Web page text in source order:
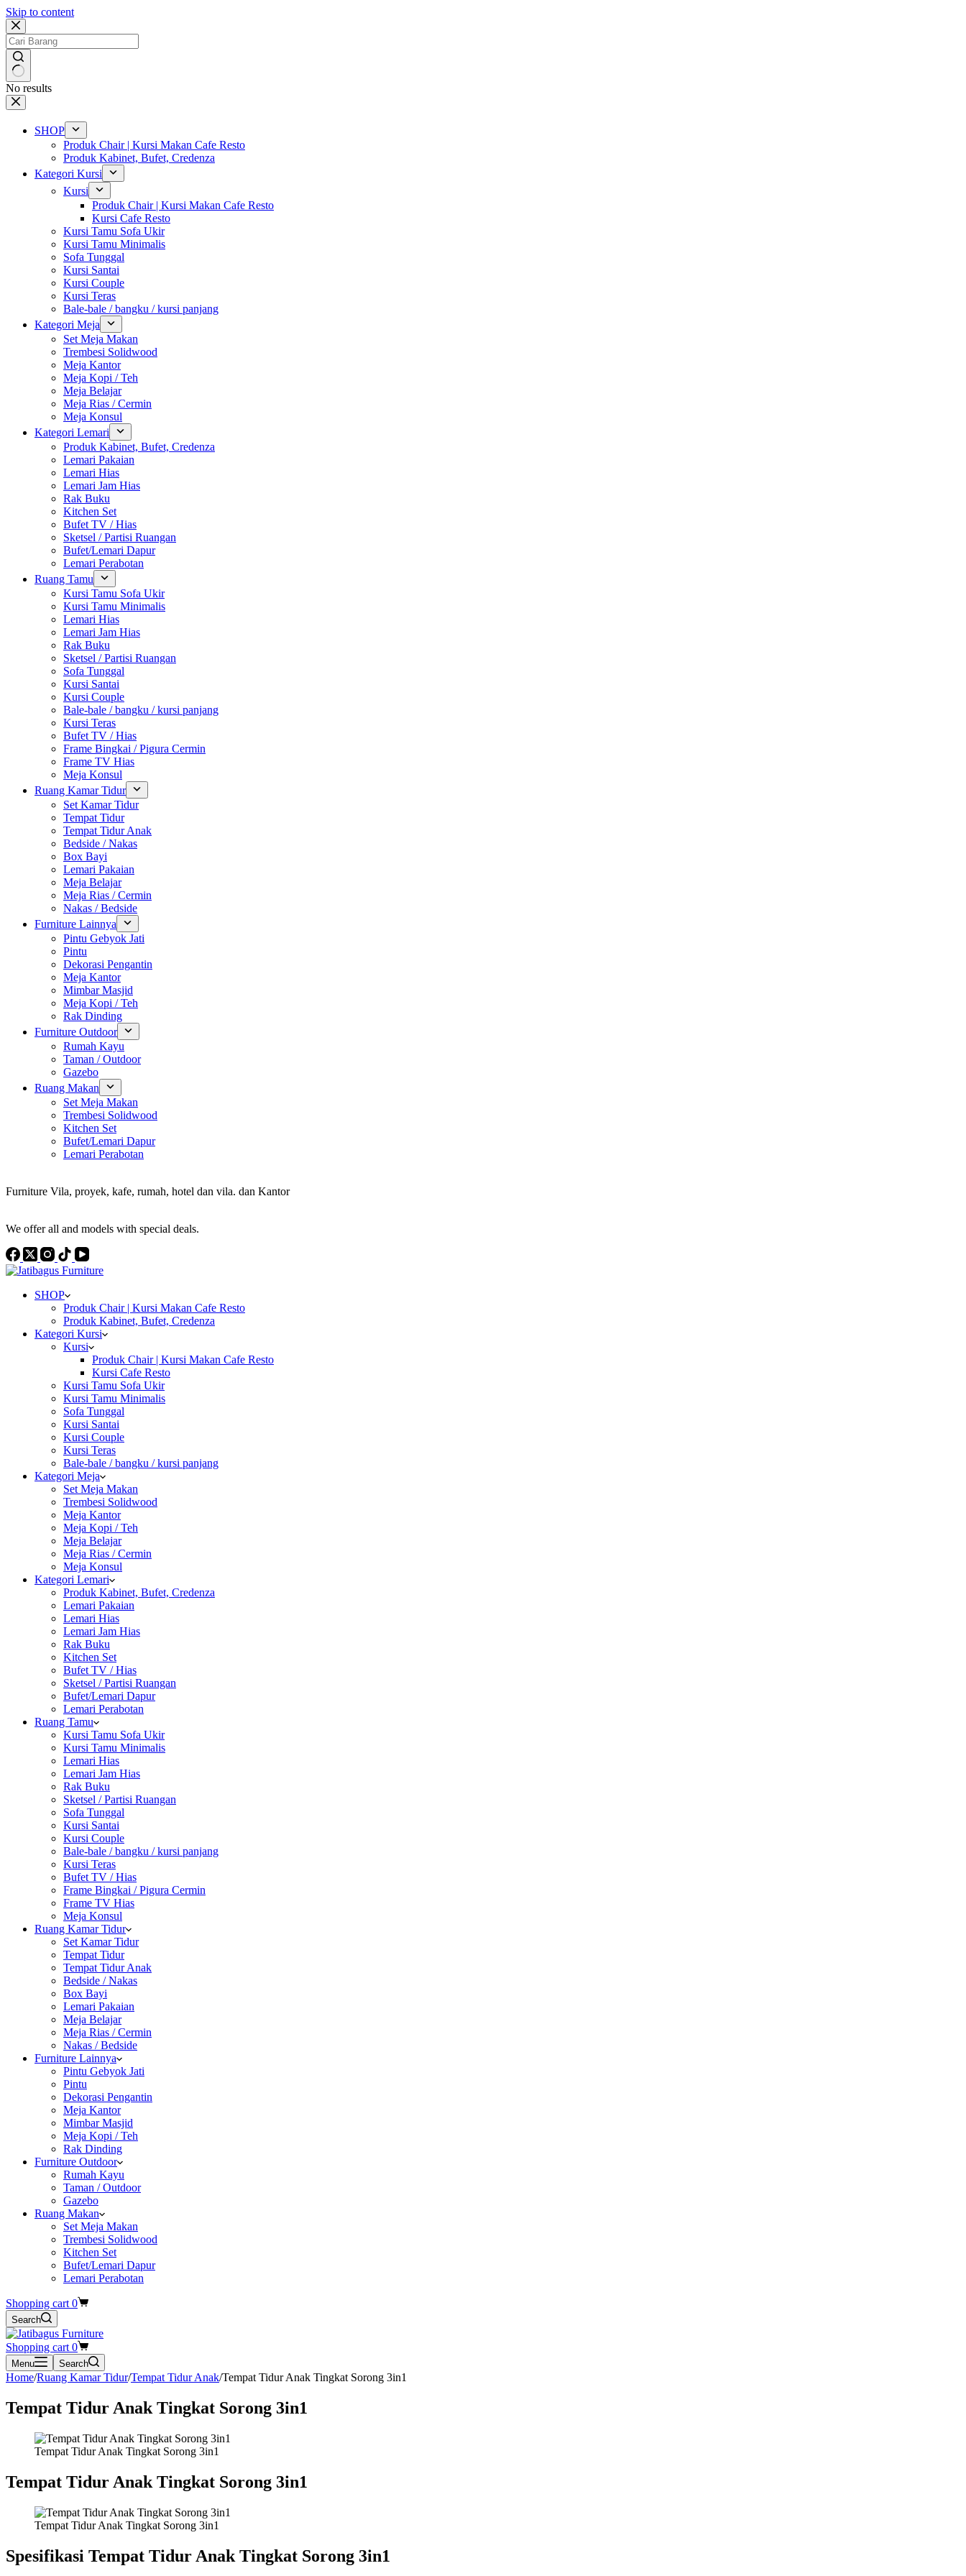
Skip to content
No results
SHOP
Produk Chair | Kursi Makan Cafe Resto
Produk Kabinet, Bufet, Credenza
Kategori Kursi
Kursi
Produk Chair | Kursi Makan Cafe Resto
Kursi Cafe Resto
Kursi Tamu Sofa Ukir
Kursi Tamu Minimalis
Sofa Tunggal
Kursi Santai
Kursi Couple
Kursi Teras
Bale-bale / bangku / kursi panjang
Kategori Meja
Set Meja Makan
Trembesi Solidwood
Meja Kantor
Meja Kopi / Teh
Meja Belajar
Meja Rias / Cermin
Meja Konsul
Kategori Lemari
Produk Kabinet, Bufet, Credenza
Lemari Pakaian
Lemari Hias
Lemari Jam Hias
Rak Buku
Kitchen Set
Bufet TV / Hias
Sketsel / Partisi Ruangan
Bufet/Lemari Dapur
Lemari Perabotan
Ruang Tamu
Kursi Tamu Sofa Ukir
Kursi Tamu Minimalis
Lemari Hias
Lemari Jam Hias
Rak Buku
Sketsel / Partisi Ruangan
Sofa Tunggal
Kursi Santai
Kursi Couple
Bale-bale / bangku / kursi panjang
Kursi Teras
Bufet TV / Hias
Frame Bingkai / Pigura Cermin
Frame TV Hias
Meja Konsul
Ruang Kamar Tidur
Set Kamar Tidur
Tempat Tidur
Tempat Tidur Anak
Bedside / Nakas
Box Bayi
Lemari Pakaian
Meja Belajar
Meja Rias / Cermin
Nakas / Bedside
Furniture Lainnya
Pintu Gebyok Jati
Pintu
Dekorasi Pengantin
Meja Kantor
Mimbar Masjid
Meja Kopi / Teh
Rak Dinding
Furniture Outdoor
Rumah Kayu
Taman / Outdoor
Gazebo
Ruang Makan
Set Meja Makan
Trembesi Solidwood
Kitchen Set
Bufet/Lemari Dapur
Lemari Perabotan
Furniture Vila, proyek, kafe, rumah, hotel dan vila. dan Kantor
We offer all and models with special deals.
SHOP
Produk Chair | Kursi Makan Cafe Resto
Produk Kabinet, Bufet, Credenza
Kategori Kursi
Kursi
Produk Chair | Kursi Makan Cafe Resto
Kursi Cafe Resto
Kursi Tamu Sofa Ukir
Kursi Tamu Minimalis
Sofa Tunggal
Kursi Santai
Kursi Couple
Kursi Teras
Bale-bale / bangku / kursi panjang
Kategori Meja
Set Meja Makan
Trembesi Solidwood
Meja Kantor
Meja Kopi / Teh
Meja Belajar
Meja Rias / Cermin
Meja Konsul
Kategori Lemari
Produk Kabinet, Bufet, Credenza
Lemari Pakaian
Lemari Hias
Lemari Jam Hias
Rak Buku
Kitchen Set
Bufet TV / Hias
Sketsel / Partisi Ruangan
Bufet/Lemari Dapur
Lemari Perabotan
Ruang Tamu
Kursi Tamu Sofa Ukir
Kursi Tamu Minimalis
Lemari Hias
Lemari Jam Hias
Rak Buku
Sketsel / Partisi Ruangan
Sofa Tunggal
Kursi Santai
Kursi Couple
Bale-bale / bangku / kursi panjang
Kursi Teras
Bufet TV / Hias
Frame Bingkai / Pigura Cermin
Frame TV Hias
Meja Konsul
Ruang Kamar Tidur
Set Kamar Tidur
Tempat Tidur
Tempat Tidur Anak
Bedside / Nakas
Box Bayi
Lemari Pakaian
Meja Belajar
Meja Rias / Cermin
Nakas / Bedside
Furniture Lainnya
Pintu Gebyok Jati
Pintu
Dekorasi Pengantin
Meja Kantor
Mimbar Masjid
Meja Kopi / Teh
Rak Dinding
Furniture Outdoor
Rumah Kayu
Taman / Outdoor
Gazebo
Ruang Makan
Set Meja Makan
Trembesi Solidwood
Kitchen Set
Bufet/Lemari Dapur
Lemari Perabotan
Shopping cart 0
Search
Shopping cart 0
Menu Search
Home/Ruang Kamar Tidur/Tempat Tidur Anak/Tempat Tidur Anak Tingkat Sorong 3in1
Tempat Tidur Anak Tingkat Sorong 3in1
Tempat Tidur Anak Tingkat Sorong 3in1
Tempat Tidur Anak Tingkat Sorong 3in1
Tempat Tidur Anak Tingkat Sorong 3in1
Spesifikasi Tempat Tidur Anak Tingkat Sorong 3in1